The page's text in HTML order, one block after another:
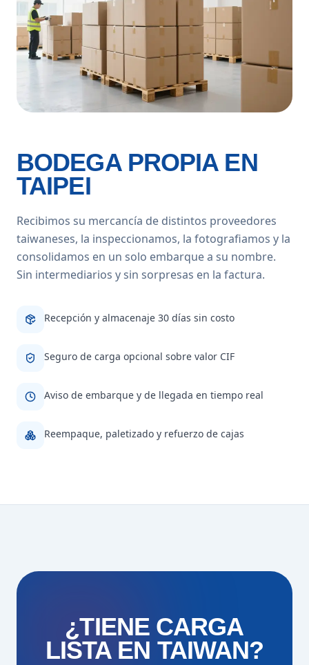
BODEGA PROPIA EN
TAIPEI
Recibimos su mercancía de distintos proveedores
taiwaneses, la inspeccionamos, la fotografiamos y la
consolidamos en un solo embarque a su nombre.
Sin intermediarios y sin sorpresas en la factura.
Recepción y almacenaje 30 días sin costo
Seguro de carga opcional sobre valor CIF
Aviso de embarque y de llegada en tiempo real
Reempaque, paletizado y refuerzo de cajas
¿TIENE CARGA
LISTA EN TAIWAN?